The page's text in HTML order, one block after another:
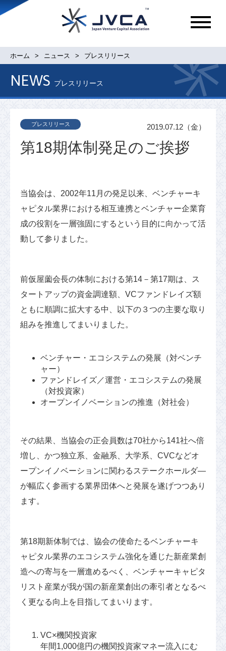
メ
ュ
ホーム ニュース プレスリリース
NEWS プレスリリース
第18期体制発足のご挨拶
プレスリリース 2019.07.12（金）
当協会は、2002年11月の発足以来、ベンチャーキ
ャピタル業界における相互連携とベンチャー企業育
成の役割を一層強固にするという目的に向かって活
動して参りました。
前仮屋薗会長の体制における第14－第17期は、ス
タートアップの資金調達額、VCファンドレイズ額
ともに順調に拡大する中、以下の３つの主要な取り
組みを推進してまいりました。
ベンチャー・エコシステムの発展（対ベンチ
ャー）
ファンドレイズ／運営・エコシステムの発展
（対投資家）
オープンイノベーションの推進（対社会）
その結果、当協会の正会員数は70社から141社へ倍
増し、かつ独立系、金融系、大学系、CVCなどオ
ープンイノベーションに関わるステークホールダ―
が幅広く参画する業界団体へと発展を遂げつつあり
ます。
第18期新体制では、協会の使命たるベンチャーキ
ャピタル業界のエコシステム強化を通じた新産業創
造への寄与を一層進めるべく、ベンチャーキャピタ
リスト産業が我が国の新産業創出の牽引者となるべ
く更なる向上を目指してまいります。
VC×機関投資家
年間1,000億円の機関投資家マネー流入にむ